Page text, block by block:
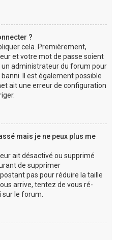
?
cela. Premièrement,
et votre mot de passe soient
un administrateur du forum pour
Il est également possible
ait une erreur de configuration
mais je ne peux plus me
ait désactivé ou supprimé
de supprimer
pas pour réduire la taille
arrive, tentez de vous ré-
le forum.